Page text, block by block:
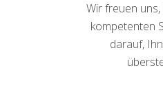
Wir freuen
kompetenten
darauf,